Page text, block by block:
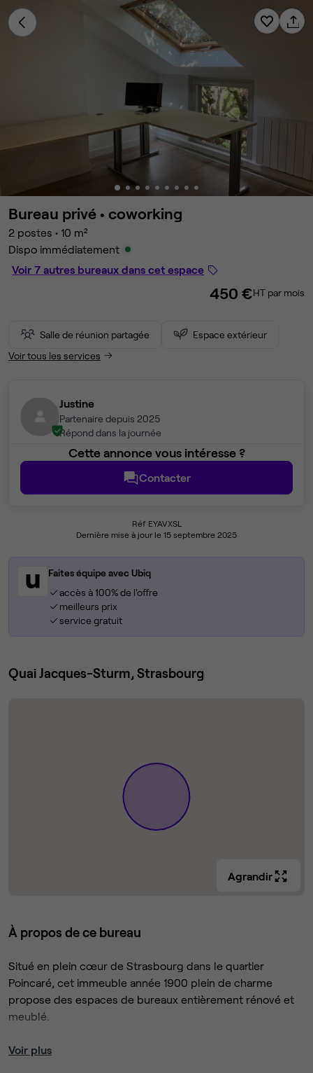
Bureau privé • coworking
2 postes • 10 m²
Dispo immédiatement
Voir 7 autres bureaux dans cet espace
450 €HT par mois
Salle de réunion partagée
Espace extérieur
Voir tous les services
Justine
Partenaire depuis 2025
Répond dans la journée
Cette annonce vous intéresse ?
Contacter
Réf EYAVXSL
Dernière mise à jour le 15 septembre 2025
Faites équipe avec Ubiq
accès à 100% de l'offre
meilleurs prix
service gratuit
Quai Jacques-Sturm, Strasbourg
Agrandir
À propos de ce bureau
Situé en plein cœur de Strasbourg dans le quartier
Poincaré, cet immeuble année 1900 plein de charme
propose des espaces de bureaux entièrement rénové et
meublé.
Ce bureau de 10m² intègre 1 à 2 postes de travail et des
Voir plus